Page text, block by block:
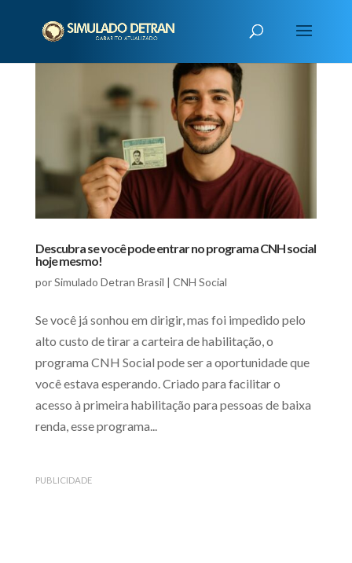
Descubra se você pode entrar no programa CNH social
hoje mesmo!
porSimulado Detran Brasil | CNH Social
Se você já sonhou em dirigir, mas foi impedido pelo
alto custo de tirar a carteira de habilitação, o
programa CNH Social pode ser a oportunidade que
você estava esperando. Criado para facilitar o
acesso à primeira habilitação para pessoas de baixa
renda, esse programa...
PUBLICIDADE